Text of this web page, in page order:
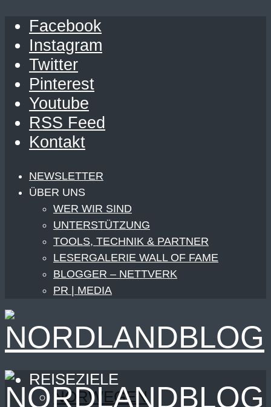
Facebook
Instagram
Twitter
Pinterest
Youtube
RSS Feed
Kontakt
NEWSLETTER
ÜBER UNS
WER WIR SIND
UNTERSTÜTZUNG
TOOLS, TECHNIK & PARTNER
LESERGALERIE WALL OF FAME
BLOGGER – NETTVERK
PR | MEDIA
REISEZIELE
NORWEGEN